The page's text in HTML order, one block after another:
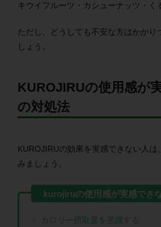
キウイフルーツ・カシューナッツ・く
ただし、どうしても不安な方はかかり
しょう。
KUROJIRUの使用感が
の対処法
KUROJIRUの効果を実感できない人は
みましょう。
カロリー摂取量を意識する